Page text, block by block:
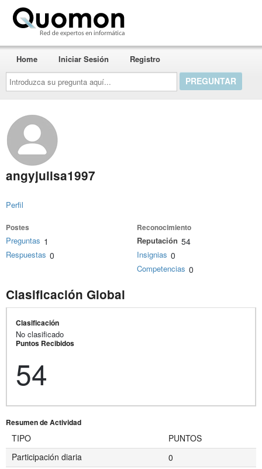
Introduzca
su
pregunta
aquí...
Home Iniciar Sesión Registro
angyjulisa1997
Perfil
Postes
Preguntas 1
Respuestas 0
Reconocimiento
Reputación 54
Insignias 0
Competencias 0
Clasificación Global
Clasificación
No clasificado
Puntos Recibidos
54
Resumen de Actividad
TIPO
PUNTOS
Participación diaria
0